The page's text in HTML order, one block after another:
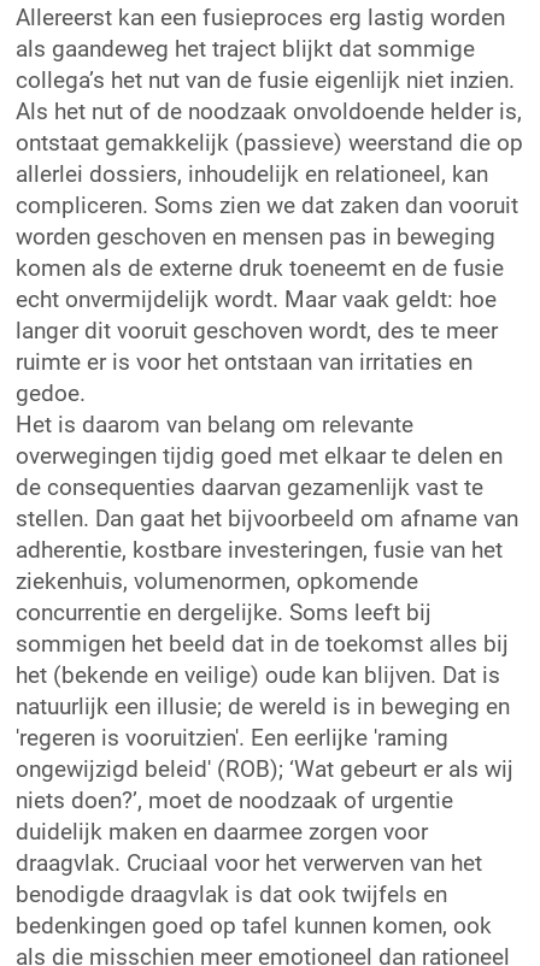
Allereerst kan een fusieproces erg lastig worden
als gaandeweg het traject blijkt dat sommige
collega’s het nut van de fusie eigenlijk niet inzien.
Als het nut of de noodzaak onvoldoende helder is,
ontstaat gemakkelijk (passieve) weerstand die op
allerlei dossiers, inhoudelijk en relationeel, kan
compliceren. Soms zien we dat zaken dan vooruit
worden geschoven en mensen pas in beweging
komen als de externe druk toeneemt en de fusie
echt onvermijdelijk wordt. Maar vaak geldt: hoe
langer dit vooruit geschoven wordt, des te meer
ruimte er is voor het ontstaan van irritaties en
gedoe.
Het is daarom van belang om relevante
overwegingen tijdig goed met elkaar te delen en
de consequenties daarvan gezamenlijk vast te
stellen. Dan gaat het bijvoorbeeld om afname van
adherentie, kostbare investeringen, fusie van het
ziekenhuis, volumenormen, opkomende
concurrentie en dergelijke. Soms leeft bij
sommigen het beeld dat in de toekomst alles bij
het (bekende en veilige) oude kan blijven. Dat is
natuurlijk een illusie; de wereld is in beweging en
'regeren is vooruitzien'. Een eerlijke 'raming
ongewijzigd beleid' (ROB); ‘Wat gebeurt er als wij
niets doen?’, moet de noodzaak of urgentie
duidelijk maken en daarmee zorgen voor
draagvlak. Cruciaal voor het verwerven van het
benodigde draagvlak is dat ook twijfels en
bedenkingen goed op tafel kunnen komen, ook
als die misschien meer emotioneel dan rationeel